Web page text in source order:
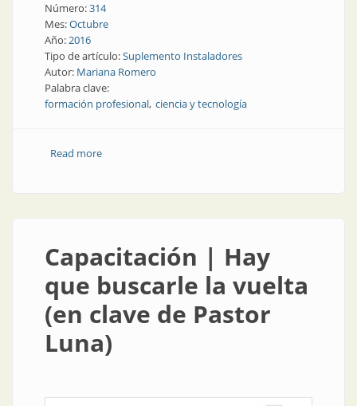
Número:314
Mes:Octubre
Año:2016
Tipo de artículo:Suplemento Instaladores
Autor: Mariana Romero
Palabra clave:
formación profesional ciencia y tecnología
Read moreabout Suplemento Instaladores | Formación
Capacitación | Hay
que buscarle la vuelta
(en clave de Pastor
Luna)